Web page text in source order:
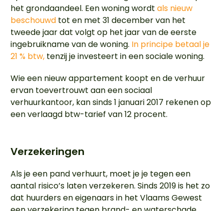
het grondaandeel. Een woning wordt als nieuw
beschouwd tot en met 31 december van het
tweede jaar dat volgt op het jaar van de eerste
ingebruikname van de woning. In principe betaal je
21 % btw, tenzij je investeert in een sociale woning.
Wie een nieuw appartement koopt en de verhuur
ervan toevertrouwt aan een sociaal
verhuurkantoor, kan sinds 1 januari 2017 rekenen op
een verlaagd btw-tarief van 12 procent.
Verzekeringen
Als je een pand verhuurt, moet je je tegen een
aantal risico’s laten verzekeren. Sinds 2019 is het zo
dat huurders en eigenaars in het Vlaams Gewest